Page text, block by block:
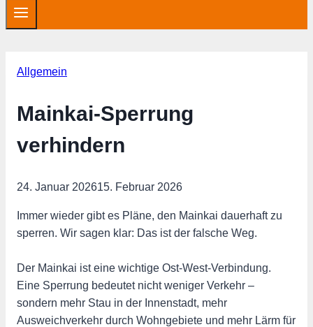
Allgemein
Mainkai-Sperrung
verhindern
24. Januar 202615. Februar 2026
Immer wieder gibt es Pläne, den Mainkai dauerhaft zu
sperren. Wir sagen klar: Das ist der falsche Weg.
Der Mainkai ist eine wichtige Ost-West-Verbindung.
Eine Sperrung bedeutet nicht weniger Verkehr –
sondern mehr Stau in der Innenstadt, mehr
Ausweichverkehr durch Wohngebiete und mehr Lärm für